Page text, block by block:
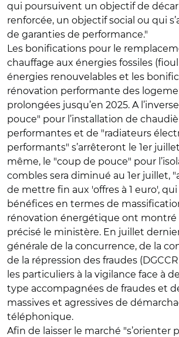
qui poursuivent un objectif de
renforcée, un objectif social ou qui
de garanties de performance."
Les bonifications pour le
chauffage aux énergies fossiles
énergies renouvelables et les
rénovation performante des
prolongées jusqu’en 2025. A
pouce" pour l’installation de
performantes et de "radiateurs
performants" s’arrêteront le 1er
même, le "coup de pouce" pour
combles sera diminué au 1er juillet,
de mettre fin aux 'offres à 1 euro',
bénéfices en termes de
rénovation énergétique ont montré
précisé le ministère. En juillet
générale de la concurrence, de la
de la répression des fraudes
les particuliers à la vigilance face à
type accompagnées de fraudes et
massives et agressives de
téléphonique.
Afin de laisser le marché "s’orienter